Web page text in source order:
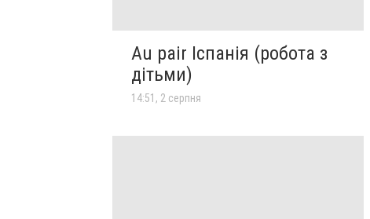
Au pair Іспанія (робота з
дітьми)
14:51, 2 серпня